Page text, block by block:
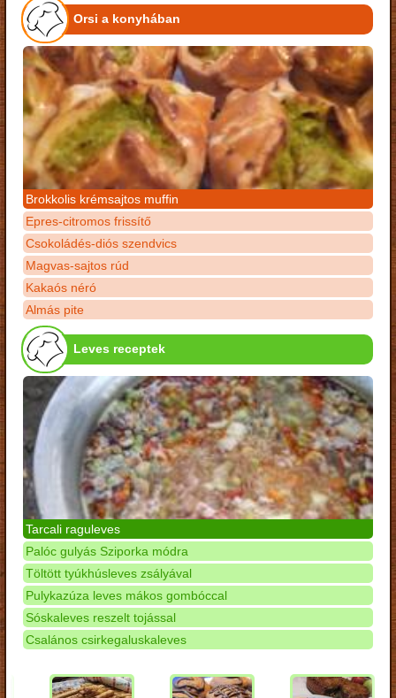
Orsi a konyhában
Brokkolis krémsajtos muffin
Epres-citromos frissítő
Csokoládés-diós szendvics
Magvas-sajtos rúd
Kakaós néró
Almás pite
Leves receptek
Tarcali raguleves
Palóc gulyás Sziporka módra
Töltött tyúkhúsleves zsályával
Pulykazúza leves mákos gombóccal
Sóskaleves reszelt tojással
Csalános csirkegaluskaleves